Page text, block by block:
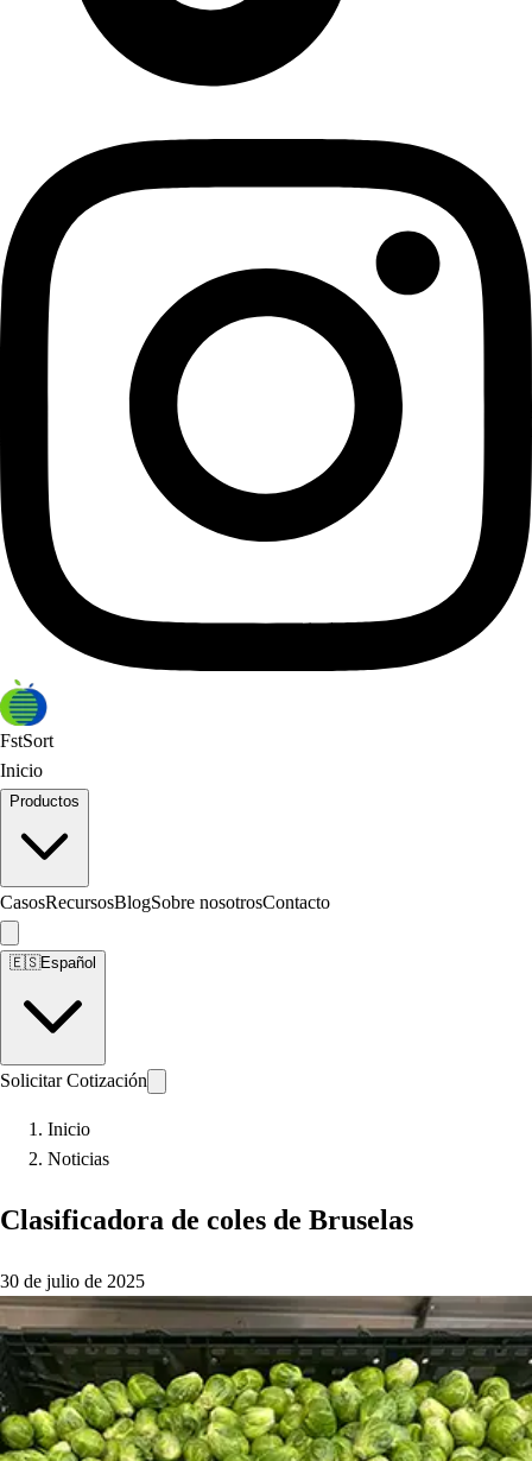
FstSort
Inicio
Productos
CasosRecursosBlogSobre nosotrosContacto
🇪🇸Español
Solicitar Cotización
Inicio
Noticias
Clasificadora de coles de Bruselas
30 de julio de 2025